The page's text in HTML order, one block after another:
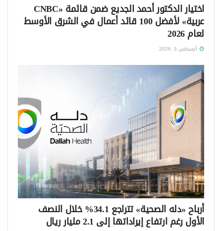
اختيار الدكتور أحمد الجديع ضمن قائمة «CNBC
عربية» لأفضل 100 قائد أعمال في الشرق الأوسط
لعام 2026
أغسطس 5, 2026
أرباح «دله الصحية» تتراجع 34.1% خلال النصف
الأول رغم ارتفاع إيراداتها إلى 2.1 مليار ريال